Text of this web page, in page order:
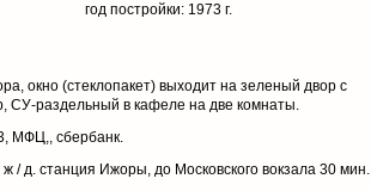
год постройки: 1973 г.
окно (стеклопакет) выходит на зеленый двор с
СУ-раздельный в кафеле на две комнаты.
МФЦ,, сбербанк.
/ д. станция Ижоры, до Московского вокзала 30 мин.